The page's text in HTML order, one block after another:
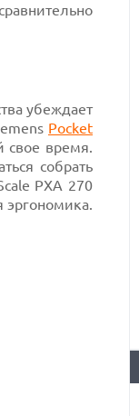
убеждает
Pocket
свое время.
собрать
PXA 270
эргономика.